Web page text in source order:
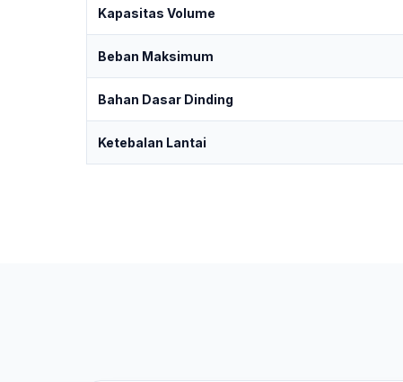
Kapasitas Volume
Beban Maksimum
Bahan Dasar Dinding
Ketebalan Lantai